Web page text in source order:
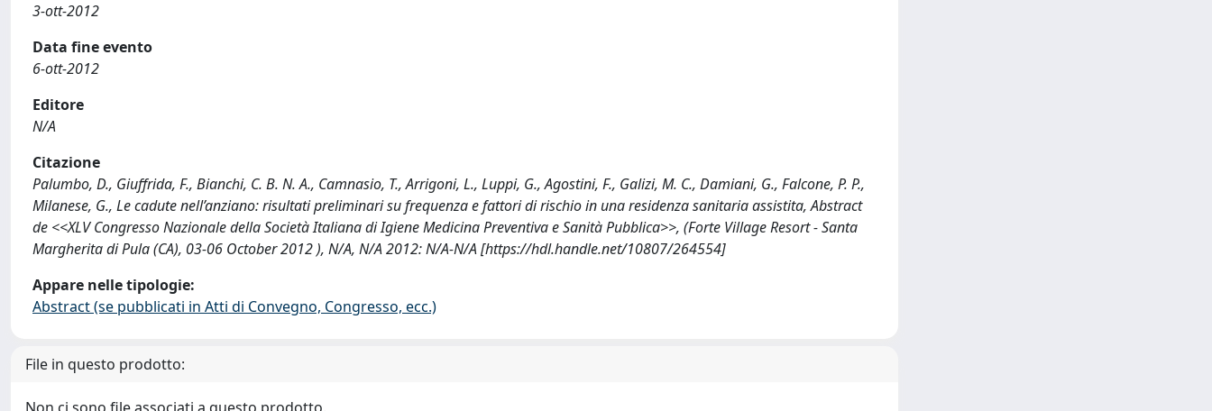
3-ott-2012
Data fine evento
6-ott-2012
Editore
N/A
Citazione
Palumbo, D., Giuffrida, F., Bianchi, C. B. N. A., Camnasio, T., Arrigoni, L., Luppi, G., Agostini, F., Galizi, M. C., Damiani, G., Falcone, P. P.,
Milanese, G., Le cadute nell’anziano: risultati preliminari su frequenza e fattori di rischio in una residenza sanitaria assistita, Abstract
de <<XLV Congresso Nazionale della Società Italiana di Igiene Medicina Preventiva e Sanità Pubblica>>, (Forte Village Resort - Santa
Margherita di Pula (CA), 03-06 October 2012 ), N/A, N/A 2012: N/A-N/A [https://hdl.handle.net/10807/264554]
Appare nelle tipologie:
Abstract (se pubblicati in Atti di Convegno, Congresso, ecc.)
File in questo prodotto: